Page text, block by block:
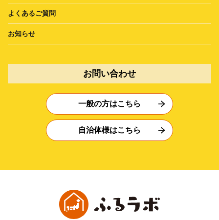
よくあるご質問
お知らせ
お問い合わせ
一般の方はこちら
自治体様はこちら